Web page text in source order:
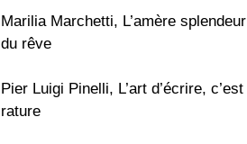
Marilia Marchetti, L’amère
du rêve
Pier Luigi Pinelli, L’art d’écrire,
rature